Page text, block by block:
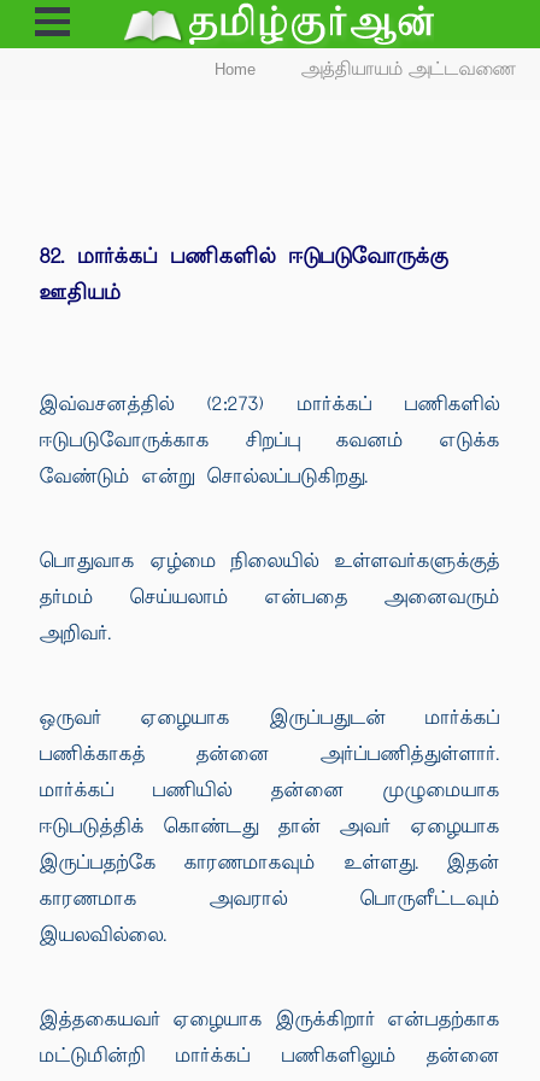
Open
Menu
Home அத்தியாயம் அட்டவணை
82. மார்க்கப் பணிகளில் ஈடுபடுவோருக்கு
ஊதியம்
இவ்வசனத்தில் (2:273) மார்க்கப் பணிகளில்
ஈடுபடுவோருக்காக சிறப்பு கவனம் எடுக்க
வேண்டும் என்று சொல்லப்படுகிறது.
பொதுவாக ஏழ்மை நிலையில் உள்ளவர்களுக்குத்
தர்மம் செய்யலாம் என்பதை அனைவரும்
அறிவர்.
ஒருவர் ஏழையாக இருப்பதுடன் மார்க்கப்
பணிக்காகத் தன்னை அர்ப்பணித்துள்ளார்.
மார்க்கப் பணியில் தன்னை முழுமையாக
ஈடுபடுத்திக் கொண்டது தான் அவர் ஏழையாக
இருப்பதற்கே காரணமாகவும் உள்ளது. இதன்
காரணமாக அவரால் பொருளீட்டவும்
இயலவில்லை.
இத்தகையவர் ஏழையாக இருக்கிறார் என்பதற்காக
மட்டுமின்றி மார்க்கப் பணிகளிலும் தன்னை